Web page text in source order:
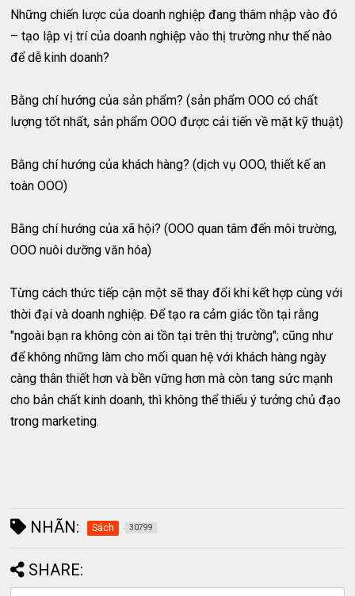
Những chiến lược của doanh nghiệp đang thâm nhập vào đó
– tạo lập vị trí của doanh nghiệp vào thị trường như thế nào
để dễ kinh doanh?
Bằng chí hướng của sản phẩm? (sản phẩm OOO có chất
lượng tốt nhất, sản phẩm OOO được cải tiến về mặt kỹ thuật)
Bằng chí hướng của khách hàng? (dịch vụ OOO, thiết kế an
toàn OOO)
Bằng chí hướng của xã hội? (OOO quan tâm đến môi trường,
OOO nuôi dưỡng văn hóa)
Từng cách thức tiếp cận một sẽ thay đổi khi kết hợp cùng với
thời đại và doanh nghiệp. Để tạo ra cảm giác tồn tại rằng
"ngoài bạn ra không còn ai tồn tại trên thị trường"; cũng như
để không những làm cho mối quan hệ với khách hàng ngày
càng thân thiết hơn và bền vững hơn mà còn tang sức mạnh
cho bản chất kinh doanh, thì không thể thiếu ý tưởng chủ đạo
trong marketing.
NHÃN: Sách 30799
SHARE: